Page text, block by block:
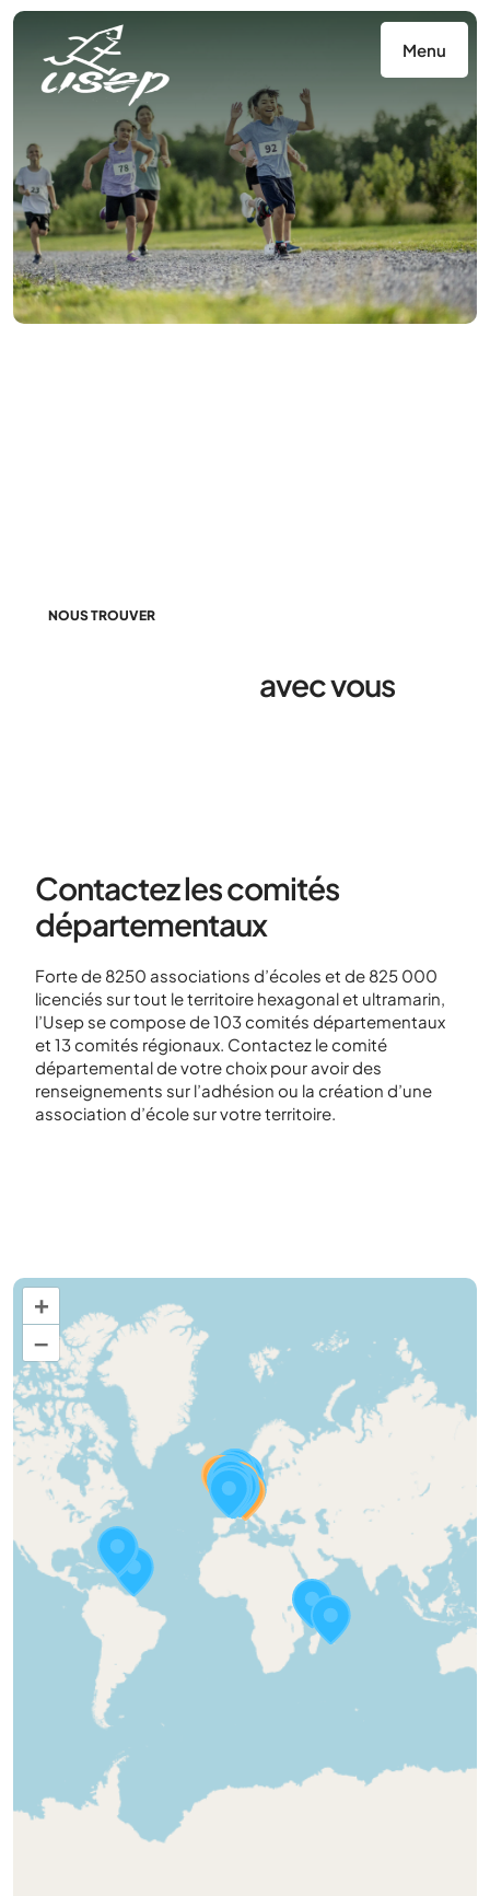
Menu
NOUS TROUVER
avec vous
Contactez les comités
départementaux
Forte de 8250 associations d’écoles et de 825 000
licenciés sur tout le territoire hexagonal et ultramarin,
l’Usep se compose de 103 comités départementaux
et 13 comités régionaux. Contactez le comité
départemental de votre choix pour avoir des
renseignements sur l’adhésion ou la création d’une
association d’école sur votre territoire.
+
–
Panneau de gestion des cookies